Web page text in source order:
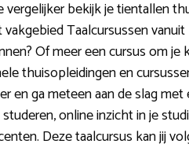
vergelijker bekijk je tientallen
Taalcursussen
Of meer een cursus om
thuisopleidingen en
en ga meteen aan de slag met
online inzicht in je
Deze taalcursus kan jij